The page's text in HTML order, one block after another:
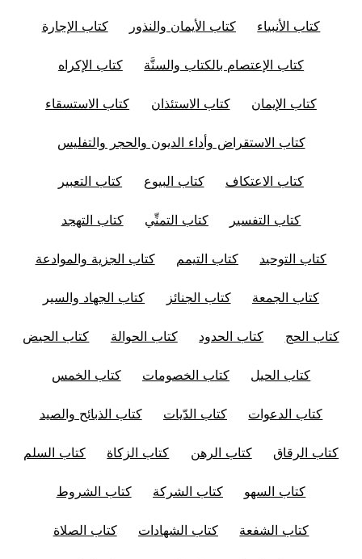
كتاب الأنبياء كتاب الأيمان والنذور كتاب الإجارة
كتاب الإعتصام بالكتاب والسنَّة كتاب الإكراه
كتاب الإيمان كتاب الاستئذان كتاب الاستسقاء
كتاب الاستقراض وأداء الديون والحجر والتفليس
كتاب الاعتكاف كتاب البيوع كتاب التعبير
كتاب التفسير كتاب التمنِّي كتاب التهجد
كتاب التوحيد كتاب التيمم كتاب الجزية والموادعة
كتاب الجمعة كتاب الجنائز كتاب الجهاد والسير
كتاب الحج كتاب الحدود كتاب الحوالة كتاب الحيض
كتاب الحيل كتاب الخصومات كتاب الخمس
كتاب الدعوات كتاب الدّيات كتاب الذبائح والصيد
كتاب الرقاق كتاب الرهن كتاب الزكاة كتاب السلم
كتاب السهو كتاب الشركة كتاب الشروط
كتاب الشفعة كتاب الشهادات كتاب الصلاة